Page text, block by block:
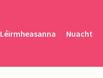
Léirmheasanna Nuacht